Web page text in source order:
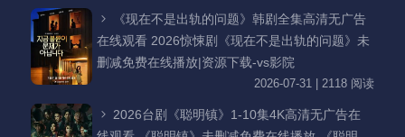
《现在不是出轨的问题》韩剧全集高清无广告
在线观看 2026惊悚剧《现在不是出轨的问题》未
删减免费在线播放|资源下载-vs影院
2026-07-31 | 2118 阅读
2026台剧《聪明镇》1-10集4K高清无广告在